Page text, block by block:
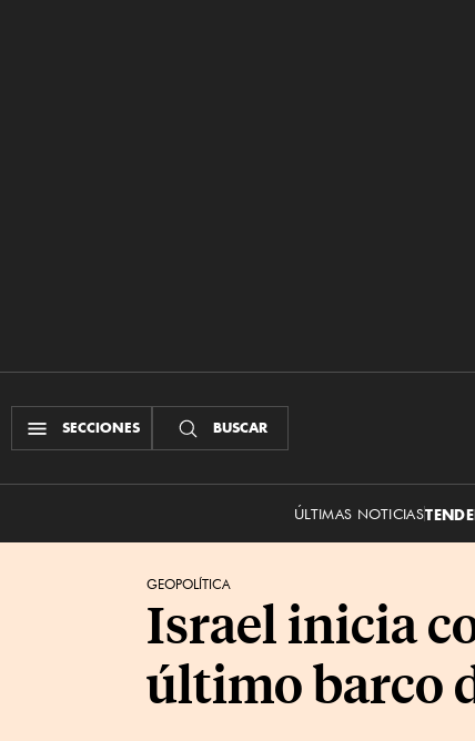
SECCIONES BUSCAR
ÚLTIMAS NOTICIAS
GEOPOLÍTICA
Israel inicia
último barco